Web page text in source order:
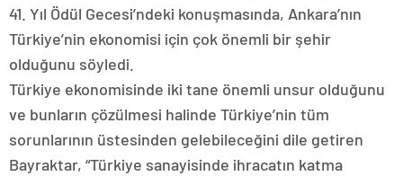
41. Yıl Ödül Gecesi’ndeki konuşmasında, Ankara’nın
Türkiye’nin ekonomisi için çok önemli bir şehir
olduğunu söyledi.
Türkiye ekonomisinde iki tane önemli unsur olduğunu
ve bunların çözülmesi halinde Türkiye’nin tüm
sorunlarının üstesinden gelebileceğini dile getiren
Bayraktar, “Türkiye sanayisinde ihracatın katma